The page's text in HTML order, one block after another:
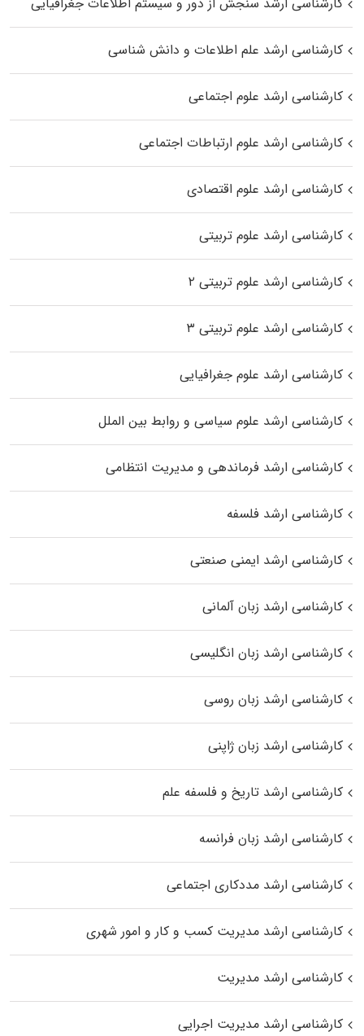
کارشناسی ارشد علم اطلاعات و دانش شناسی
کارشناسی ارشد علوم اجتماعی
کارشناسی ارشد علوم ارتباطات اجتماعی
کارشناسی ارشد علوم اقتصادی
کارشناسی ارشد علوم تربیتی
کارشناسی ارشد علوم تربیتی ۲
کارشناسی ارشد علوم تربیتی ۳
کارشناسی ارشد علوم جغرافیایی
کارشناسی ارشد علوم سیاسی و روابط بین الملل
کارشناسی ارشد فرماندهی و مدیریت انتظامی
کارشناسی ارشد فلسفه
کارشناسی ارشد ایمنی صنعتی
کارشناسی ارشد زبان آلمانی
کارشناسی ارشد زبان انگلیسی
کارشناسی ارشد زبان روسی
کارشناسی ارشد زبان ژاپنی
کارشناسی ارشد تاریخ و فلسفه علم
کارشناسی ارشد زبان فرانسه
کارشناسی ارشد مددکاری اجتماعی
کارشناسی ارشد مدیریت کسب و کار و امور شهری
کارشناسی ارشد مدیریت
کارشناسی ارشد مدیریت اجرایی